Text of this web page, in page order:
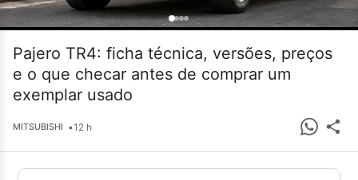
Pajero TR4: ficha técnica, versões, preços
e o que checar antes de comprar um
exemplar usado
MITSUBISHI •12 h